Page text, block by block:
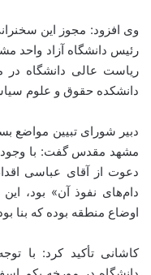
وی افزود: مجوز این
رئیس دانشگاه آزاد واحد
دانشکده حقوق و علوم
دبیر شورای تبیین مواضع
مشهد مقدس گفت: با وجود
دعوت از آقای عباسی
دام‌های نفوذ آن» بود،
اوضاع منطقه بوده که
کاشانی تأکید کرد: با